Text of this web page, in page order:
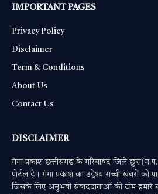
IMPORTANT PAGES
Privacy Policy
Disclaimer
Term & Conditions
About Us
Contact Us
DISCLAIMER
गंगा प्रकाश छत्तीसगढ के गरियाबंद जिले
पोर्टल है। गंगा प्रकाश का उद्देश्य सच्ची खबरों को
जिसके लिए अनुभवी संवाददाताओं की टीम हमारे